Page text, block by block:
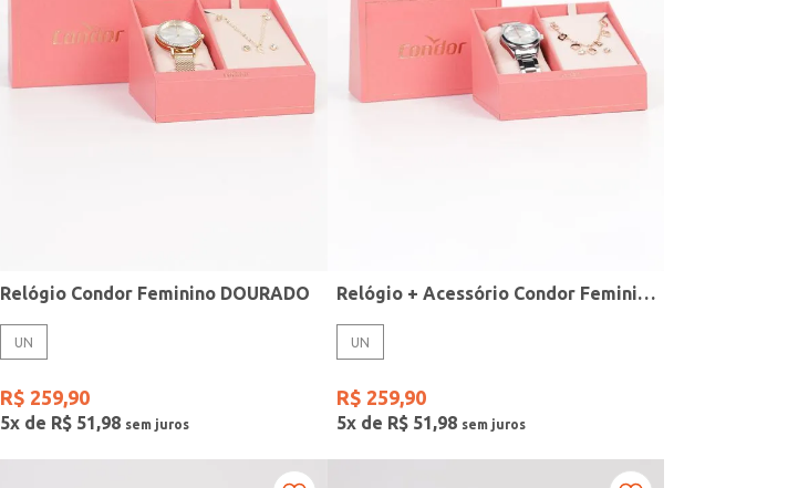
Relógio Condor Feminino DOURADO
UN
R$ 259,90
5x de R$ 51,98
Relógio + Acessório Condor Feminino PRATA
UN
R$ 259,90
5x de R$ 51,98